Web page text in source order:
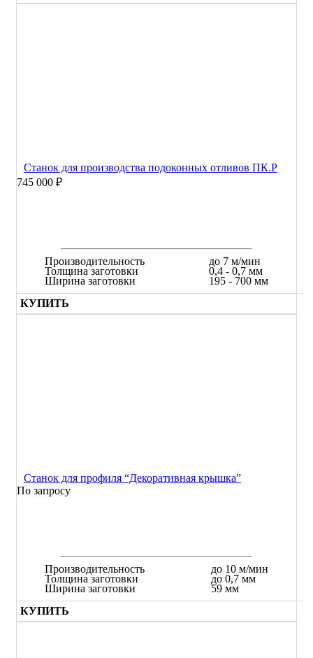
Станок для производства подоконных отливов ПК.Р
745 000 ₽
Производительность
Толщина заготовки
Ширина заготовки
до 7 м/мин
0,4 - 0,7 мм
195 - 700 мм
КУПИТЬ
Станок для профиля “Декоративная крышка”
По запросу
Производительность
Толщина заготовки
Ширина заготовки
до 10 м/мин
до 0,7 мм
59 мм
КУПИТЬ